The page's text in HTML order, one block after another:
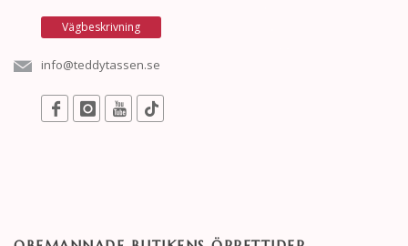
Vägbeskrivning
info@teddytassen.se